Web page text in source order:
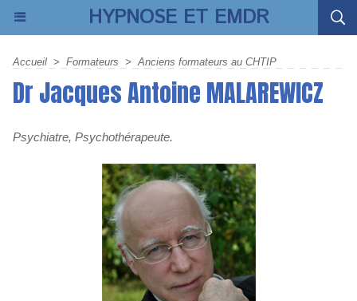
HYPNOSE ET EMDR
Accueil > Formateurs > Anciens formateurs au CHTIP
Dr Jacques Antoine MALAREWICZ
Psychiatre, Psychothérapeute.